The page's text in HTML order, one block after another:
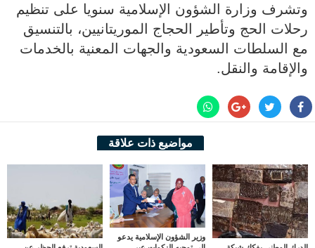
وتشرف وزارة الشؤون الإسلامية سنويا على تنظيم
رحلات الحج وتأطير الحجاج الموريتانيين، بالتنسيق
مع السلطات السعودية والجهات المعنية بالخدمات
والإقامة والنقل.
مواضيع ذات علاقة
وزير الشؤون الإسلامية يدعو